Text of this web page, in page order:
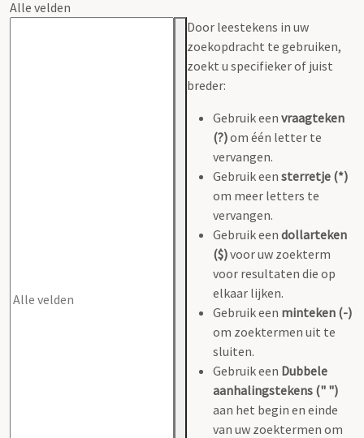
Alle velden
Door leestekens in uw
zoekopdracht te gebruiken,
zoekt u specifieker of juist
breder:
Gebruik een vraagteken
(?)om één letter te
vervangen.
Gebruik een sterretje (*)
om meer letters te
vervangen.
Gebruik een dollarteken
($)voor uw zoekterm
voor resultaten die op
elkaar lijken.
Gebruik een minteken (-)
om zoektermen uit te
sluiten.
Gebruik een Dubbele
aanhalingstekens (" ")
aan het begin en einde
van uw zoektermen om